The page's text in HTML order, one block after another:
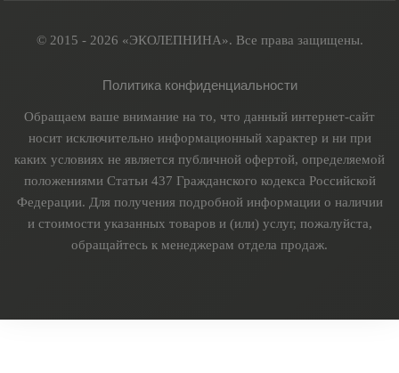
© 2015 - 2026 «ЭКОЛЕПНИНА». Все права защищены.
Политика конфиденциальности
Обращаем ваше внимание на то, что данный интернет-сайт
носит исключительно информационный характер и ни при
каких условиях не является публичной офертой, определяемой
положениями Статьи 437 Гражданского кодекса Российской
Федерации. Для получения подробной информации о наличии
и стоимости указанных товаров и (или) услуг, пожалуйста,
обращайтесь к менеджерам отдела продаж.